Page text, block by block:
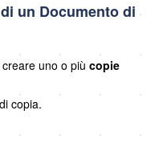
un Documento di
uno o più copie
copia.